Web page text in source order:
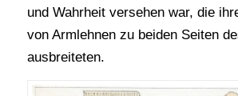
und Wahrheit versehen war, die
von Armlehnen zu beiden Seiten
ausbreiteten.